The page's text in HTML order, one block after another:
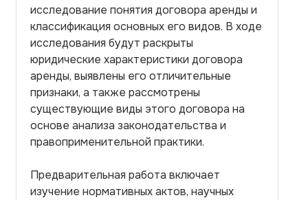
исследование понятия договора аренды и
классификация основных его видов. В ходе
исследования будут раскрыты
юридические характеристики договора
аренды, выявлены его отличительные
признаки, а также рассмотрены
существующие виды этого договора на
основе анализа законодательства и
правоприменительной практики.
Предварительная работа включает
изучение нормативных актов, научных